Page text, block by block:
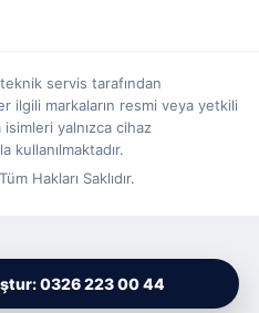
0326 223 00 44
servis tarafından
ilgili markaların resmi veya yetkili
yalnızca cihaz
kullanılmaktadır.
Hakları Saklıdır.